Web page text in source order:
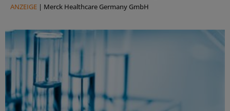
ANZEIGE | Merck Healthcare Germany GmbH